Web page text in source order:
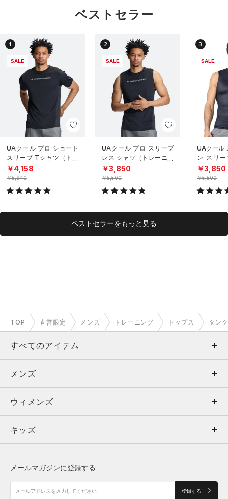
ベストセラー
1
SALE
UAクール プロ ショート
スリーブ Tシャツ（トレ
ーニング/MEN）
￥4,158
￥5,940
2
SALE
UAクール プロ スリーブ
レス シャツ（トレーニン
グ/MEN）
￥3,850
￥5,500
3
SALE
UAクール
ン スリ
（トレー
￥3,850
￥5,500
ベストセラーをもっと見る
TOP 直営限定 メンズ トレーニング トップス タン
すべてのアイテム
メンズ
ウィメンズ
キッズ
アクセサリー
メンズ
トップス
ボトムス
アクセサリー
ウィメンズ
トップス
シューズ
キッズ
メールマガジンに登録する
登録する